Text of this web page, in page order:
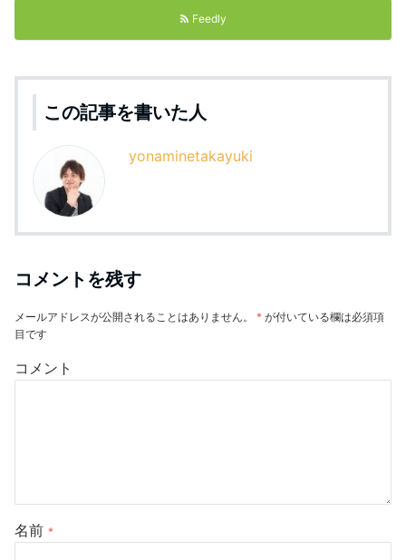
Feedly
この記事を書いた人
yonaminetakayuki
コメントを残す
メールアドレスが公開されることはありません。 * が付いている欄は必須項
目です
コメント
名前 *